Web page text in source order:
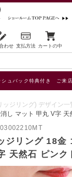
わせ 支払方法 カートの中
シュバック特典付き ご来
ッジリング) デザイン一
し マット 甲丸 V字 天
ジリング 18金
天然石 ピンク